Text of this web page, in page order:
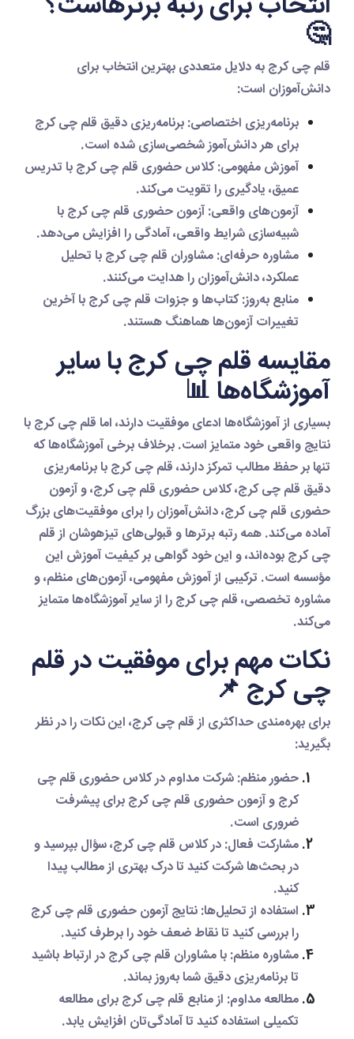
🤔
قلم چی کرجبه دلایل متعددی بهترین انتخاب برای
دانش‌آموزان است:
برنامه‌ریزی اختصاصی:برنامه‌ریزی دقیق قلم چی کرج
برای هر دانش‌آموز شخصی‌سازی شده است.
آموزش مفهومی:کلاس حضوری قلم چی کرجبا تدریس
عمیق، یادگیری را تقویت می‌کند.
آزمون‌های واقعی:آزمون حضوری قلم چی کرجبا
شبیه‌سازی شرایط واقعی، آمادگی را افزایش می‌دهد.
مشاوره حرفه‌ای: مشاورانقلم چی کرجبا تحلیل
عملکرد، دانش‌آموزان را هدایت می‌کنند.
منابع به‌روز: کتاب‌ها و جزواتقلم چی کرجبا آخرین
تغییرات آزمون‌ها هماهنگ هستند.
مقایسه قلم چی کرج با سایر
آموزشگاه‌ها 📊
بسیاری از آموزشگاه‌ها ادعای موفقیت دارند، اماقلم چی کرجبا
نتایج واقعی خود متمایز است. برخلاف برخی آموزشگاه‌ها که
تنها بر حفظ مطالب تمرکز دارند،قلم چی کرجبابرنامه‌ریزی
دقیق قلم چی کرج،کلاس حضوری قلم چی کرج، وآزمون
حضوری قلم چی کرج، دانش‌آموزان را برای موفقیت‌های بزرگ
آماده می‌کند. همه رتبه برترها و قبولی‌های تیزهوشان ازقلم
چی کرجبوده‌اند، و این خود گواهی بر کیفیت آموزش این
مؤسسه است. ترکیبی از آموزش مفهومی، آزمون‌های منظم، و
مشاوره تخصصی،قلم چی کرجرا از سایر آموزشگاه‌ها متمایز
می‌کند.
نکات مهم برای موفقیت در قلم
چی کرج 📌
برای بهره‌مندی حداکثری ازقلم چی کرج، این نکات را در نظر
بگیرید:
حضور منظم: شرکت مداوم درکلاس حضوری قلم چی
وآزمون حضوری قلم چی کرجبرای پیشرفت
ضروری است.
مشارکت فعال: درکلاس قلم چی کرج، سؤال بپرسید و
در بحث‌ها شرکت کنید تا درک بهتری از مطالب پیدا
کنید.
استفاده از تحلیل‌ها: نتایجآزمون حضوری قلم چی کرج
را بررسی کنید تا نقاط ضعف خود را برطرف کنید.
مشاوره منظم: با مشاورانقلم چی کرجدر ارتباط باشید
تا برنامه‌ریزی دقیق شما به‌روز بماند.
مطالعه مداوم: از منابعقلم چی کرجبرای مطالعه
تکمیلی استفاده کنید تا آمادگی‌تان افزایش یابد.